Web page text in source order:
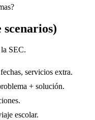
SEC.
servicios extra.
+ solución.
escolar.